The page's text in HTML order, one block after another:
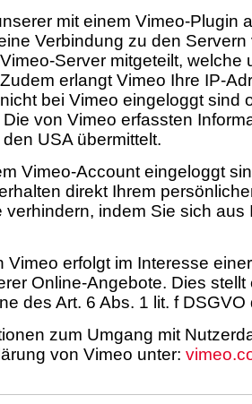
mit einem Vimeo-Plugin
Verbindung zu den
Server mitgeteilt, welche
erlangt Vimeo Ihre IP-
bei Vimeo eingeloggt sind
von Vimeo erfassten
USA übermittelt.
Vimeo-Account eingeloggt
direkt Ihrem
verhindern, indem Sie sich aus
Vimeo erfolgt im Interesse
Online-Angebote. Dies
des Art. 6 Abs. 1 lit. f DSGVO
zum Umgang mit
von Vimeo unter: